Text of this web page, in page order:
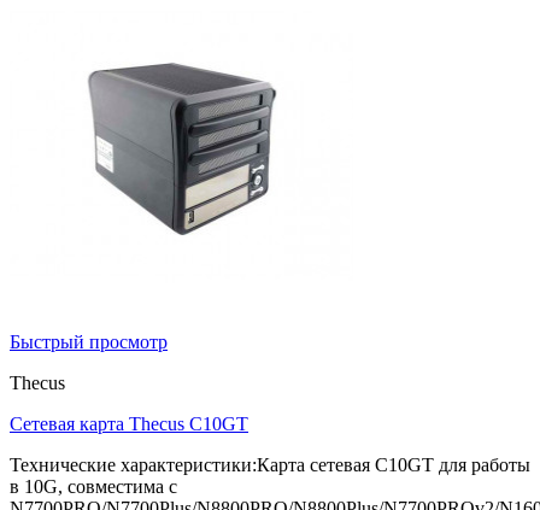
Быстрый просмотр
Thecus
Сетевая карта Thecus C10GT
Технические характеристики:Карта сетевая C10GT для работы
в 10G, совместима с